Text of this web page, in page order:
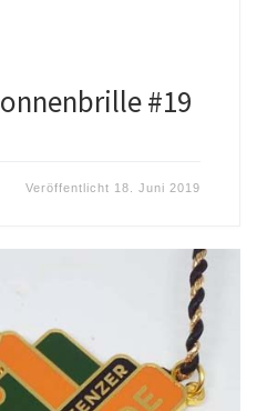
#19
Veröffentlicht 18. Juni 2019